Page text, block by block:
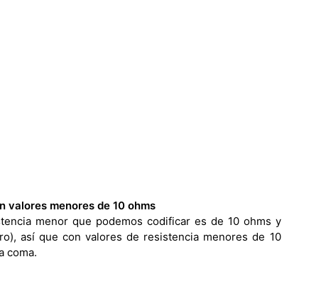
valores menores de 10 ohms
menor que podemos codificar es de 10 ohms y
así que con valores de resistencia menores de 10
coma.